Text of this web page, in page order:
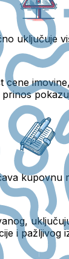
uključuje
kupovnu
i pažljivog